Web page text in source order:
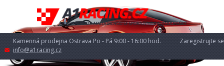
Kamenná prodejna Ostrava Po - Pá 9:00 - 16:00 hod.
info@a1racing.cz
Zaregistrujte se